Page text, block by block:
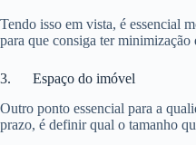
Tendo isso em vista, é essencial
para que consiga ter minimização
3. Espaço do imóvel
Outro ponto essencial para a
prazo, é definir qual o tamanho